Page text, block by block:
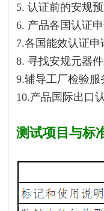
5. 认证前的安规
6. 产品各国认证申
7.各国能效认证申
8. 寻找安规元器件
9.辅导工厂检验服
10.产品国际出口
测试项目与标